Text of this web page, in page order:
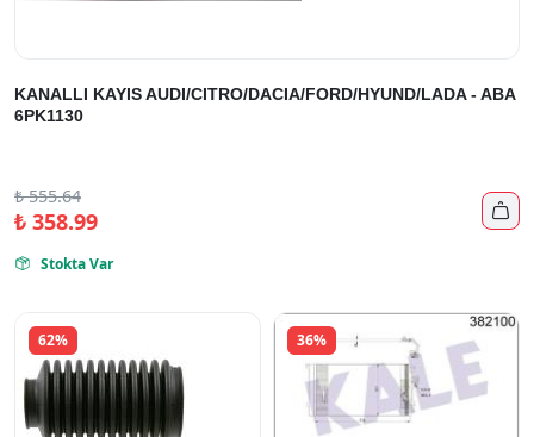
KANALLI KAYIS AUDI/CITRO/DACIA/FORD/HYUND/LADA - ABA
6PK1130
₺555.64
₺358.99 
 Stokta Var
62% 36%